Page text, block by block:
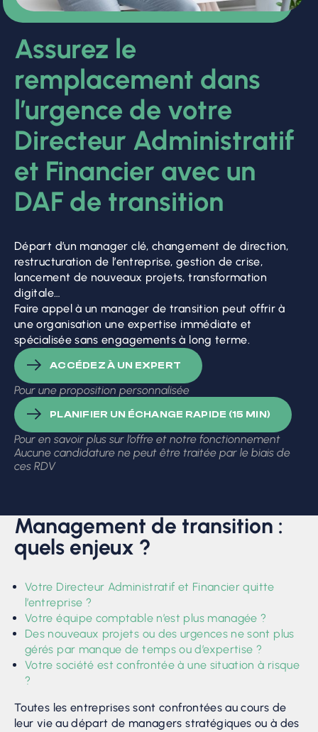
Assurez le
remplacement dans
l’urgence de votre
Directeur Administratif
et Financier avec un
DAF de transition
Départ d’un manager clé, changement de direction,
restructuration de l’entreprise, gestion de crise,
lancement de nouveaux projets, transformation
digitale…
Faire appel à un manager de transition peut offrir à
une organisation une expertise immédiate et
spécialisée sans engagements à long terme.
ACCÉDEZ À UN EXPERT
Pour une proposition personnalisée
PLANIFIER UN ÉCHANGE RAPIDE (15 MIN)
Pour en savoir plus sur l’offre et notre fonctionnement
Aucune candidature ne peut être traitée par le biais de
ces RDV
Management de transition :
quels enjeux ?
Votre Directeur Administratif et Financier quitte
l’entreprise ?
Votre équipe comptable n’est plus managée ?
Des nouveaux projets ou des urgences ne sont plus
gérés par manque de temps ou d’expertise ?
Votre société est confrontée à une situation à risque
?
Toutes les entreprises sont confrontées au cours de
leur vie au départ de managers stratégiques ou à des